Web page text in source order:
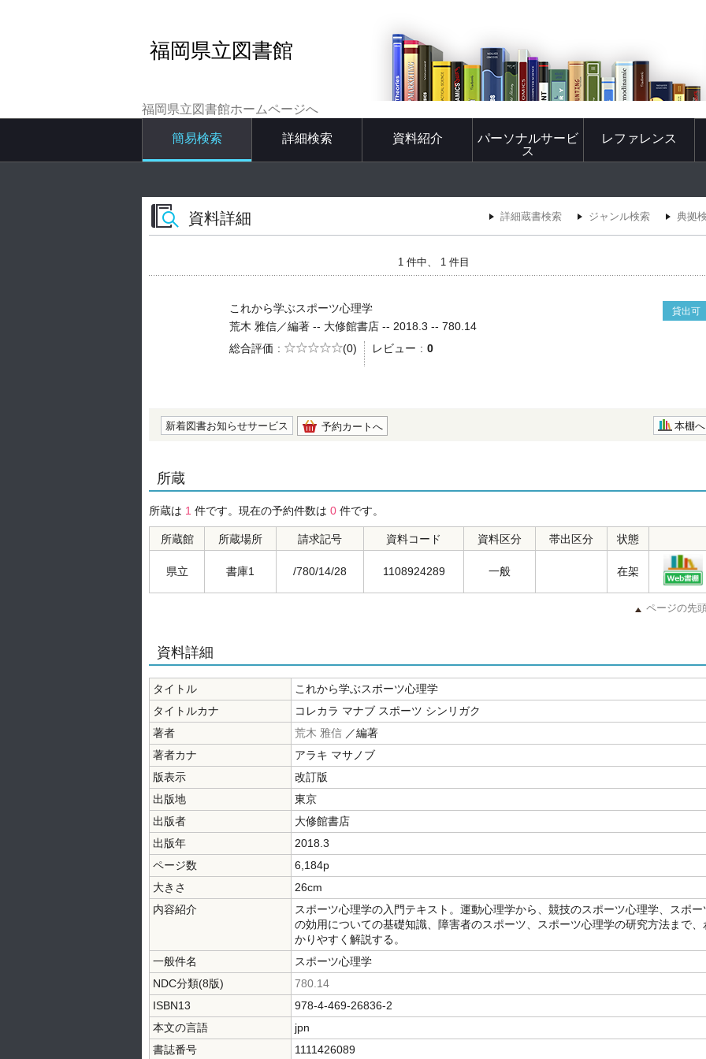
福岡県立図書館
福岡県立図書館ホームページへ
簡易検索 詳細検索 資料紹介
パーソナルサービ
ス
レファレンス
資料詳細 詳細蔵書検索 ジャンル検索 典拠
1 件中、 1 件目
これから学ぶスポーツ心理学 貸出可
荒木 雅信／編著 -- 大修館書店 -- 2018.3 -- 780.14
総合評価
5段階評価
(0) レビュー 0
新着図書お知らせサービス 予約カートへ 本棚へ
所蔵
所蔵は 1 件です。現在の予約件数は 0 件です。
所蔵館 所蔵場所 請求記号 資料コード 資料区分 帯出区分 状態
県立 書庫1 /780/14/28 1108924289 一般 在架
ページの先
資料詳細
タイトル
これから学ぶスポーツ心理学
タイトルカナ
コレカラ マナブ スポーツ シンリガク
著者
荒木 雅信 ／編著
著者カナ
アラキ マサノブ
版表示
改訂版
出版地
東京
出版者
大修館書店
出版年
2018.3
ページ数
6,184p
大きさ
26cm
内容紹介
スポーツ心理学の入門テキスト。運動心理学から、競技のスポーツ心理学、スポー
の効用についての基礎知識、障害者のスポーツ、スポーツ心理学の研究方法まで、
かりやすく解説する。
一般件名
スポーツ心理学
NDC分類(8版)
780.14
ISBN13
978-4-469-26836-2
本文の言語
jpn
書誌番号
1111426089